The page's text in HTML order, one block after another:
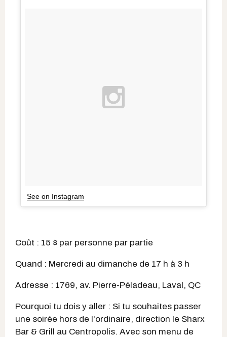
See on Instagram
Coût : 15 $ par personne par partie
Quand : Mercredi au dimanche de 17 h à 3 h
Adresse : 1769, av. Pierre-Péladeau, Laval, QC
Pourquoi tu dois y aller : Si tu souhaites passer
une soirée hors de l'ordinaire, direction le Sharx
Bar & Grill au Centropolis. Avec son menu de